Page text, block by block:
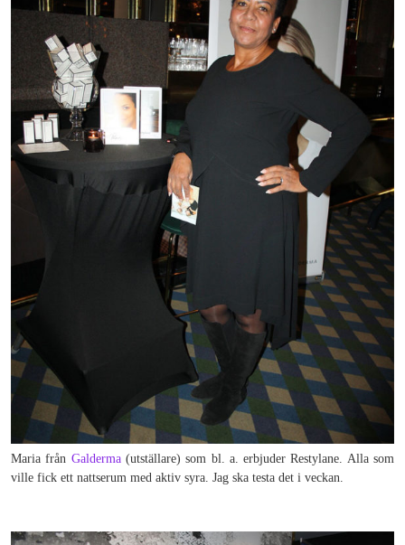
Maria från Galderma(utställare) som bl. a. erbjuder Restylane. Alla som
ville fick ett nattserum med aktiv syra. Jag ska testa det i veckan.